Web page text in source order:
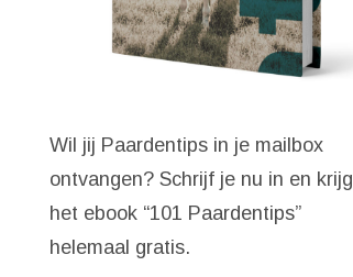
Wil jij Paardentips in je mailbox
ontvangen? Schrijf je nu in en krijg
het ebook “101 Paardentips”
helemaal gratis.